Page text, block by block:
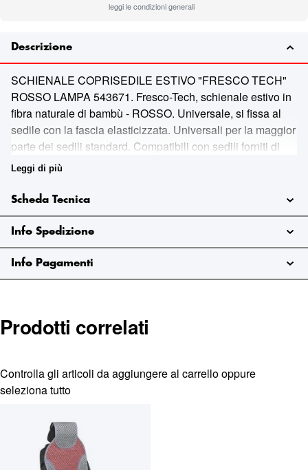
leggi le condizioni generali
Descrizione
SCHIENALE COPRISEDILE ESTIVO "FRESCO TECH"
ROSSO LAMPA 543671. Fresco-Tech, schienale estivo in
fibra naturale di bambù - ROSSO. Universale, si fissa al
sedile con la fascia elasticizzata. Universali per la maggior
parte dei sedili standard. Compatibili con sedili forniti di
airbag laterali. Struttura del tessuto ventilata.
infoshop@marinazauto.it - Whatsapp: (+39) 331 1804865
Leggi di più
Scheda Tecnica
Info Spedizione
Info Pagamenti
Prodotti correlati
Controlla gli articoli da aggiungere al carrello oppure
seleziona tutto